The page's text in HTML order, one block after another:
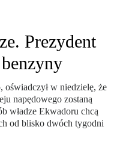
Prezydent
w niedzielę, że
napędowego zostaną
władze Ekwadoru chcą
od blisko dwóch tygodni